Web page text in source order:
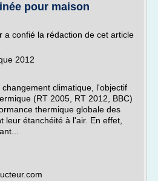
pour maison
a confié la rédaction de cet article
2012
climatique, l'objectif
(RT 2005, RT 2012, BBC)
thermique globale des
leur étanchéité à l'air. En effet,